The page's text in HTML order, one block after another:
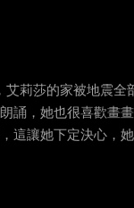
莉莎的家被地震全
誦，她也很喜歡畫
這讓她下定決心，